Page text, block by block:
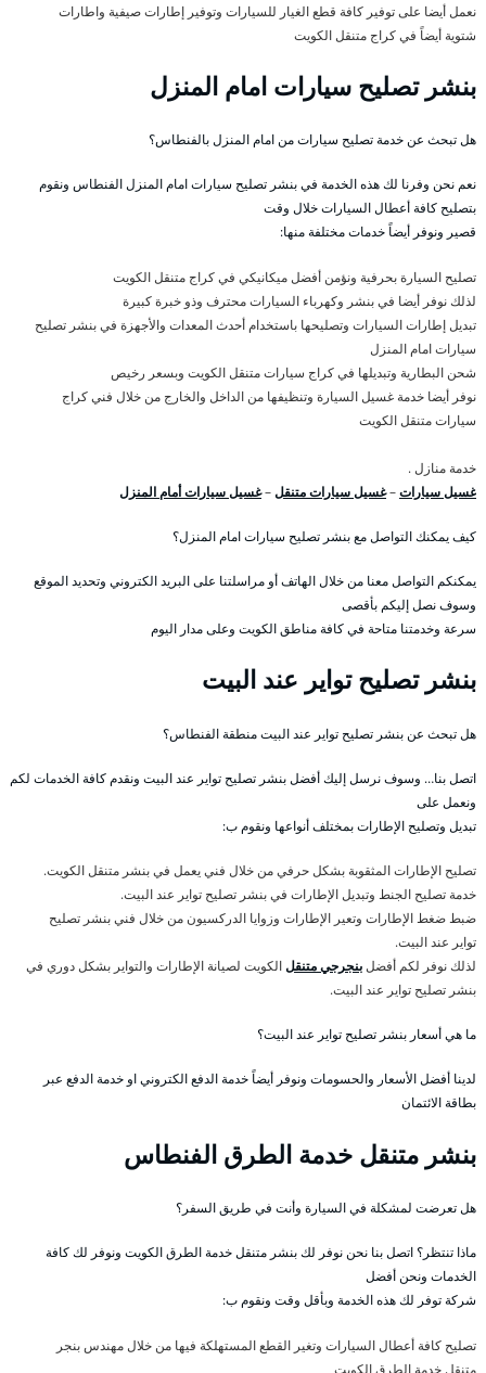
نعمل أيضا على توفير كافة قطع الغيار للسيارات وتوفير إطارات صيفية واطارات
شتوية أيضاً في كراج متنقل الكويت
بنشر تصليح سيارات امام المنزل
هل تبحث عن خدمة تصليح سيارات من امام المنزل بالفنطاس؟
نعم نحن وفرنا لك هذه الخدمة في بنشر تصليح سيارات امام المنزل الفنطاس ونقوم
بتصليح كافة أعطال السيارات خلال وقت
قصير ونوفر أيضاً خدمات مختلفة منها:
تصليح السيارة بحرفية ونؤمن أفضل ميكانيكي في كراج متنقل الكويت
لذلك نوفر أيضا في بنشر وكهرباء السيارات محترف وذو خبرة كبيرة
تبديل إطارات السيارات وتصليحها باستخدام أحدث المعدات والأجهزة في بنشر تصليح
سيارات امام المنزل
شحن البطارية وتبديلها في كراج سيارات متنقل الكويت وبسعر رخيص
نوفر أيضا خدمة غسيل السيارة وتنظيفها من الداخل والخارج من خلال فني كراج
سيارات متنقل الكويت
خدمة منازل .
غسيل سيارات–غسيل سيارات متنقل–غسيل سيارات أمام المنزل
كيف يمكنك التواصل مع بنشر تصليح سيارات امام المنزل؟
يمكنكم التواصل معنا من خلال الهاتف أو مراسلتنا على البريد الكتروني وتحديد الموقع
وسوف نصل إليكم بأقصى
سرعة وخدمتنا متاحة في كافة مناطق الكويت وعلى مدار اليوم
بنشر تصليح تواير عند البيت
هل تبحث عن بنشر تصليح تواير عند البيت منطقة الفنطاس؟
اتصل بنا… وسوف نرسل إليك أفضل بنشر تصليح تواير عند البيت ونقدم كافة الخدمات لكم
ونعمل على
تبديل وتصليح الإطارات بمختلف أنواعها ونقوم ب:
تصليح الإطارات المثقوبة بشكل حرفي من خلال فني يعمل في بنشر متنقل الكويت.
خدمة تصليح الجنط وتبديل الإطارات في بنشر تصليح تواير عند البيت.
ضبط ضغط الإطارات وتعير الإطارات وزوايا الدركسيون من خلال فني بنشر تصليح
تواير عند البيت.
لذلك نوفر لكم أفضلبنجرجي متنقلالكويت لصيانة الإطارات والتواير بشكل دوري في
بنشر تصليح تواير عند البيت.
ما هي أسعار بنشر تصليح تواير عند البيت؟
لدينا أفضل الأسعار والحسومات ونوفر أيضاً خدمة الدفع الكتروني او خدمة الدفع عبر
بطاقة الائتمان
بنشر متنقل خدمة الطرق الفنطاس
هل تعرضت لمشكلة في السيارة وأنت في طريق السفر؟
ماذا تنتظر؟ اتصل بنا نحن نوفر لك بنشر متنقل خدمة الطرق الكويت ونوفر لك كافة
الخدمات ونحن أفضل
شركة توفر لك هذه الخدمة وبأقل وقت ونقوم ب:
تصليح كافة أعطال السيارات وتغير القطع المستهلكة فيها من خلال مهندس بنجر
متنقل خدمة الطرق الكويت